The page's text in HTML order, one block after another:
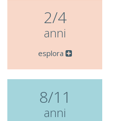
2/4
anni
esplora
8/11
anni